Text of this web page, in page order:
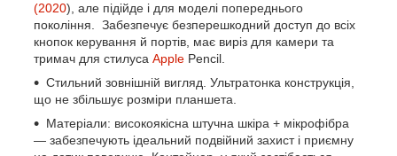
(2020), але підійде і для моделі попереднього
покоління. Забезпечує безперешкодний доступ до всіх
кнопок керування й портів, має виріз для камери та
тримач для стилуса Apple Pencil.
Стильний зовнішній вигляд. Ультратонка конструкція,
що не збільшує розміри планшета.
Матеріали: високоякісна штучна шкіра + мікрофібра
— забезпечують ідеальний подвійний захист і приємну